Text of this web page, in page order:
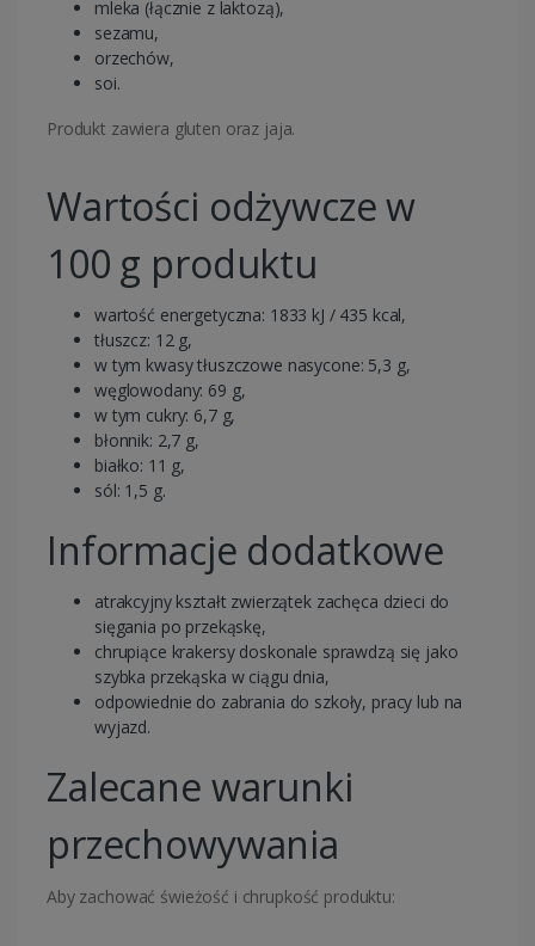
mleka (łącznie z laktozą),
sezamu,
orzechów,
soi.
Produkt zawiera gluten oraz jaja.
Wartości odżywcze w
100 g produktu
wartość energetyczna: 1833 kJ / 435 kcal,
tłuszcz: 12 g,
w tym kwasy tłuszczowe nasycone: 5,3 g,
węglowodany: 69 g,
w tym cukry: 6,7 g,
błonnik: 2,7 g,
białko: 11 g,
sól: 1,5 g.
Informacje dodatkowe
atrakcyjny kształt zwierzątek zachęca dzieci do
sięgania po przekąskę,
chrupiące krakersy doskonale sprawdzą się jako
szybka przekąska w ciągu dnia,
odpowiednie do zabrania do szkoły, pracy lub na
wyjazd.
Zalecane warunki
przechowywania
Aby zachować świeżość i chrupkość produktu: